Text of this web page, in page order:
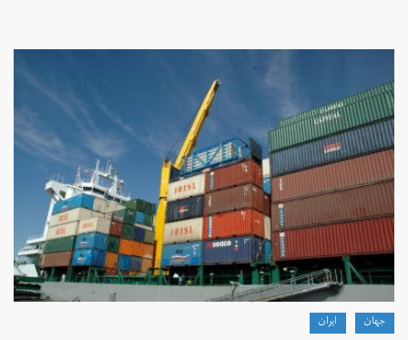
جهان ايران